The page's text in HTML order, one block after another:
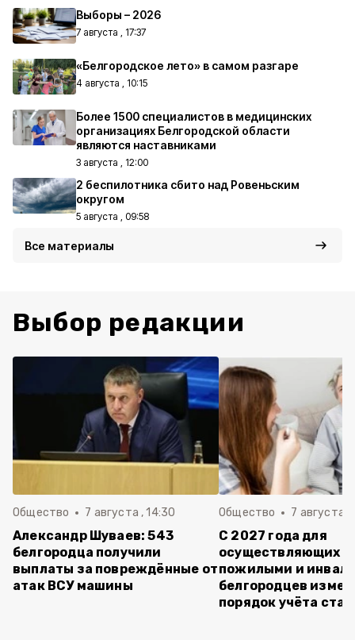
Выборы – 2026
7 августа , 17:37
«Белгородское лето» в самом разгаре
4 августа , 10:15
Более 1500 специалистов в медицинских
организациях Белгородской области
являются наставниками
3 августа , 12:00
2 беспилотника сбито над Ровеньским
округом
5 августа , 09:58
Все материалы
Выбор редакции
Общество 7 августа , 14:30
Александр Шуваев: 543
белгородца получили
выплаты за повреждённые от
атак ВСУ машины
Общество 7 августа ,
С 2027 года для
осуществляющих
пожилыми и
белгородцев
порядок учёта ста